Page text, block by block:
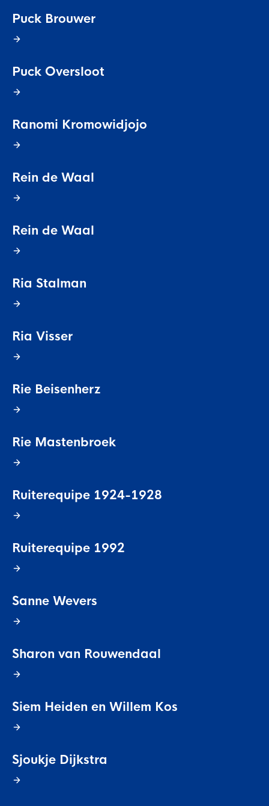
Puck Brouwer
Puck Oversloot
Ranomi Kromowidjojo
Rein de Waal
Rein de Waal
Ria Stalman
Ria Visser
Rie Beisenherz
Rie Mastenbroek
Ruiterequipe 1924-1928
Ruiterequipe 1992
Sanne Wevers
Sharon van Rouwendaal
Siem Heiden en Willem Kos
Sjoukje Dijkstra